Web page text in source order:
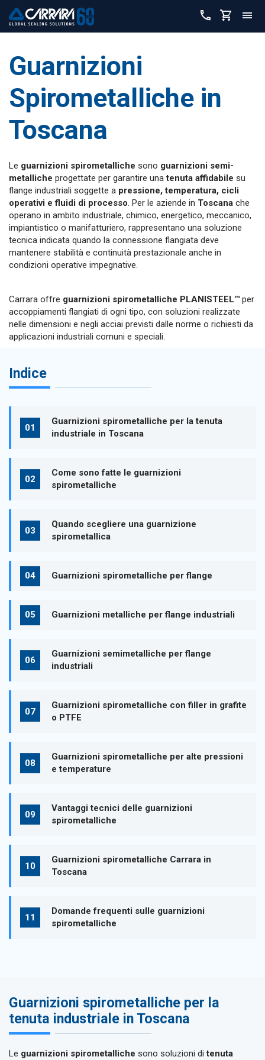
Guarnizioni
Spirometalliche in
Toscana
Le guarnizioni spirometalliche sono guarnizioni semi-
metalliche progettate per garantire unatenuta affidabile su
flange industriali soggette a pressione, temperatura, cicli
operativi e fluidi di processo . Per le aziende in Toscana che
operano in ambito industriale, chimico, energetico, meccanico,
impiantistico o manifatturiero, rappresentano una soluzione
tecnica indicata quando la connessione flangiata deve
mantenere stabilità e continuità prestazionale anche in
condizioni operative impegnative.
Carrara offre guarnizioni spirometalliche PLANISTEEL™ per
accoppiamenti flangiati di ogni tipo, con soluzioni realizzate
nelle dimensioni e negli acciai previsti dalle norme o richiesti da
applicazioni industriali comuni e speciali.
Indice
Guarnizioni spirometalliche per la tenuta
industriale in Toscana
Come sono fatte le guarnizioni
spirometalliche
Quando scegliere una guarnizione
spirometallica
Guarnizioni spirometalliche per flange
Guarnizioni metalliche per flange industriali
Guarnizioni semimetalliche per flange
industriali
Guarnizioni spirometalliche con filler in grafite
o PTFE
Guarnizioni spirometalliche per alte pressioni
e temperature
Vantaggi tecnici delle guarnizioni
spirometalliche
Guarnizioni spirometalliche Carrara in
Toscana
Domande frequenti sulle guarnizioni
spirometalliche
Guarnizioni spirometalliche per la
tenuta industriale in Toscana
Le guarnizioni spirometalliche sono soluzioni ditenuta